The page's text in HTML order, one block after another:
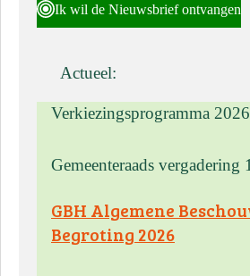
Ik wil de Nieuwsbrief ontvangen
Actueel:
Verkiezingsprogramma
Gemeenteraads vergadering
GBH Algemene
Begroting 2026